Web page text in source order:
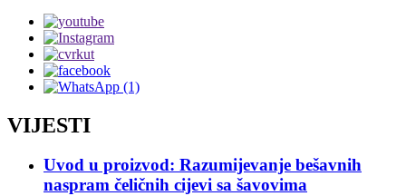
VIJESTI
Uvod u proizvod: Razumijevanje bešavnih
naspram čeličnih cijevi sa šavovima